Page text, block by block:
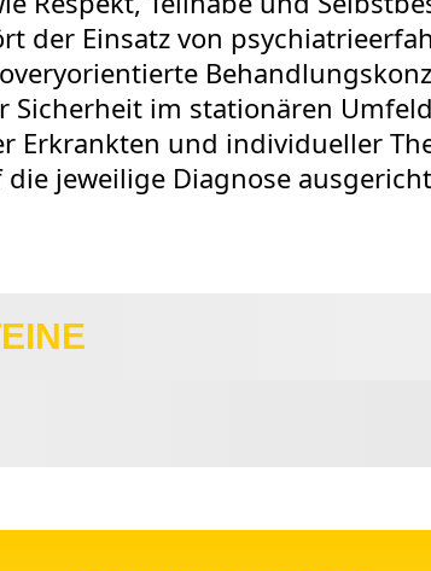
der Einsatz von
Sicherheit im stationären
Erkrankten und individueller
jeweilige Diagnose